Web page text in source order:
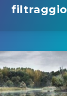
filtraggio